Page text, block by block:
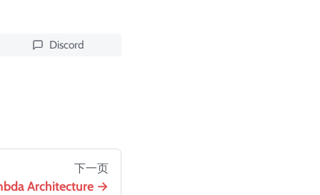
Discord
下一页
Architecture